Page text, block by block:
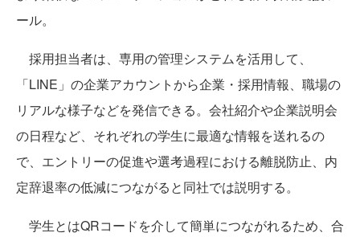
ール。
採用担当者は、専用の管理システムを活用して、
「LINE」の企業アカウントから企業・採用情報、職場の
リアルな様子などを発信できる。会社紹介や企業説明会
の日程など、それぞれの学生に最適な情報を送れるの
で、エントリーの促進や選考過程における離脱防止、内
定辞退率の低減につながると同社では説明する。
学生とはQRコードを介して簡単につながれるため、合